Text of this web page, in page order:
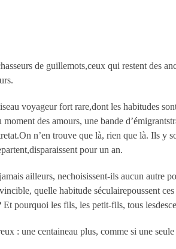
de guillemots,ceux qui restent des
voyageur fort rare,dont les habitudes
des amours, une bande
n’en trouve que là, rien que là. Ils y
pour un an.
ailleurs, nechoisissent-ils aucun autre
quelle habitude séculairepoussent
Et pourquoi les fils, les petit-fils, tous
: une centaineau plus, comme si une